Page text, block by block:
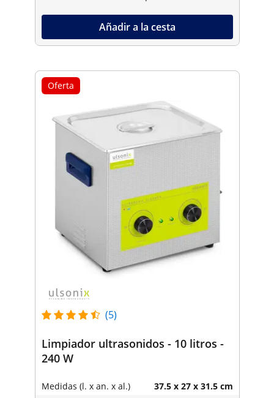
Añadir a la cesta
Oferta
(5)
Limpiador ultrasonidos - 10 litros -
240 W
Medidas (l. x an. x al.) 37.5 x 27 x 31.5 cm